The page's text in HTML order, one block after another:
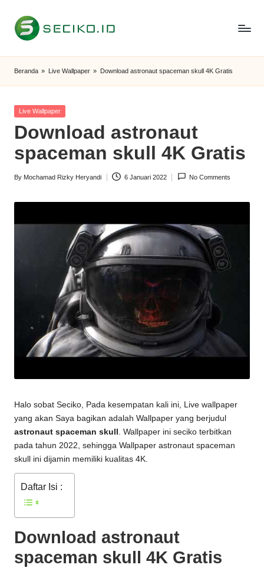
Skip
S
e
c
i
k
o
I
Beranda » Live Wallpaper » Download astronaut spaceman skull 4K Gratis
Posted
Live Wallpaper
Download astronaut
spaceman skull 4K Gratis
Posted
By Mochamad Rizky Heryandi 6 Januari 2022 No Comments
Halo sobat Seciko, Pada kesempatan kali ini, Live wallpaper
yang akan Saya bagikan adalah Wallpaper yang berjudul
astronaut spaceman skull . Wallpaper ini seciko terbitkan
pada tahun 2022, sehingga Wallpaper astronaut spaceman
skull
ini dijamin memiliki kualitas 4K.
Daftar Isi :
Download astronaut
spaceman skull 4K Gratis